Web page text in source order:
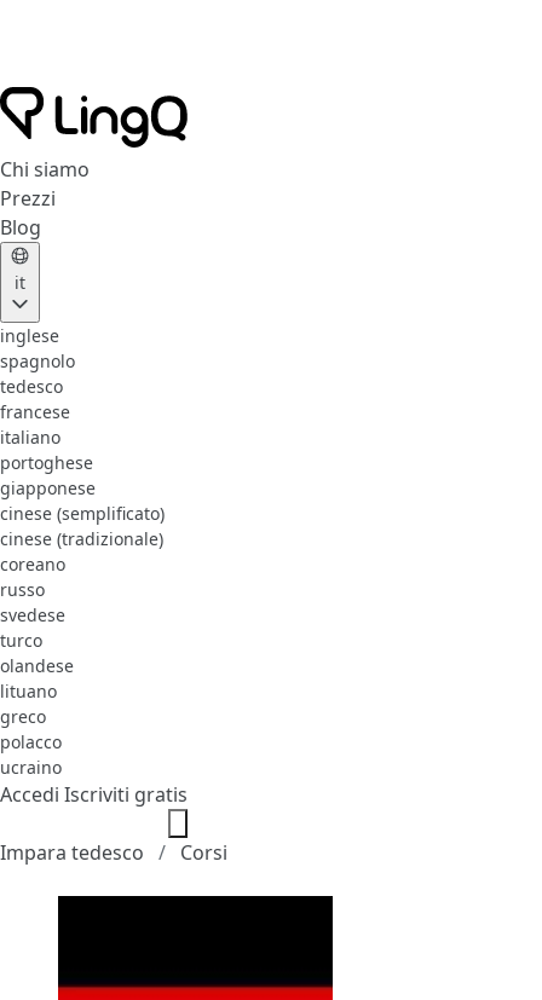
Chi siamo
Prezzi
Blog
it
inglese
spagnolo
tedesco
francese
italiano
portoghese
giapponese
cinese (semplificato)
cinese (tradizionale)
coreano
russo
svedese
turco
olandese
lituano
greco
polacco
ucraino
Accedi Iscriviti gratis
Impara tedesco Corsi